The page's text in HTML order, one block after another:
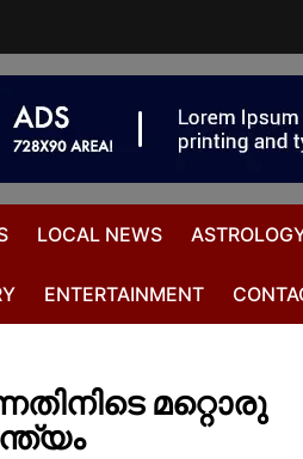
LOCAL NEWS
ENTERTAINMENT
മറ്റൊരു